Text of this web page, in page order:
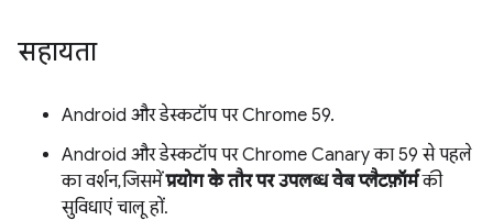
सहायता
Android और डेस्कटॉप पर Chrome 59.
Android और डेस्कटॉप पर Chrome Canary का 59 से पहले
का वर्शन, जिसमेंप्रयोग के तौर पर उपलब्ध वेब प्लैटफ़ॉर्मकी
सुविधाएं चालू हों.